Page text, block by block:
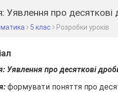
Уявлення про десяткові
5 клас Розробки уроків
Уявлення про десяткові
формувати поняття про